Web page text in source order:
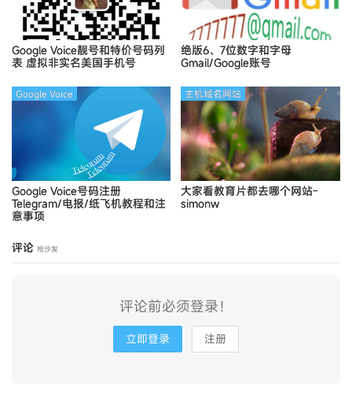
Google Voice靓号和特价号码列
表 虚拟非实名美国手机号
绝版6、7位数字和字母
Gmail/Google账号
Google Voice号码注册
Telegram/电报/纸飞机教程和注
意事项
Google Voice
大家看教育片都去哪个网站-
simonw
主机域名网站
评论 抢沙发
评论前必须登录！
立即登录 注册